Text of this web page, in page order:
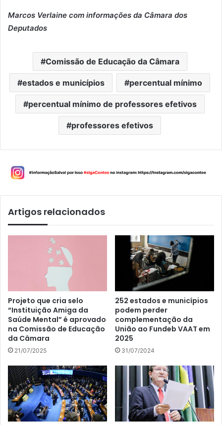
Marcos Verlaine com informações da Câmara dos
Deputados
Comissão de Educação da Câmara
estados e municípios percentual mínimo
percentual mínimo de professores efetivos
professores efetivos
Artigos relacionados
Projeto que cria selo
“Instituição Amiga da
Saúde Mental” é aprovado
na Comissão de Educação
da Câmara
21/07/2025
252 estados e municípios
podem perder
complementação da
União ao Fundeb VAAT em
2025
31/07/2024